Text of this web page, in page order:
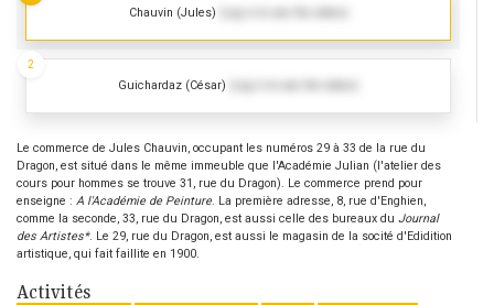
Chauvin (Jules)
Guichardaz (César)
2
Le commerce de Jules Chauvin, occupant les numéros 29 à 33 de la rue du
Dragon, est situé dans le même immeuble que l'Académie Julian (l'atelier des
cours pour hommes se trouve 31, rue du Dragon). Le commerce prend pour
enseigne : A l'Académie de Peinture . La première adresse, 8, rue d'Enghien,
comme la seconde, 33, rue du Dragon, est aussi celle des bureaux du Journal
des Artistes*. Le 29, rue du Dragon, est aussi le magasin de la socité d'Edidition
artistique, qui fait faillite en 1900.
Activités